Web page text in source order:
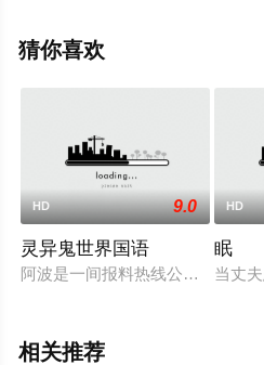
电影网，更多相关信息可移步至
猜你喜欢
HD 9.0
灵异鬼世界国语
阿波是一间报料热线公司的接线
HD
眠
当丈
相关推荐